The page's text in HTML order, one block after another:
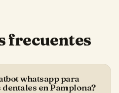
frecuentes
whatsapp para
en Pamplona?